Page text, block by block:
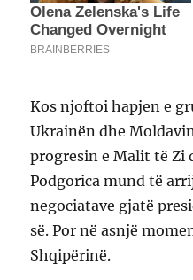
Kos njoftoi hapjen e
Ukrainën dhe
progresin e Malit të Zi
Podgorica mund të
negociatave gjatë
së. Por në asnjë
Shqipërinë.